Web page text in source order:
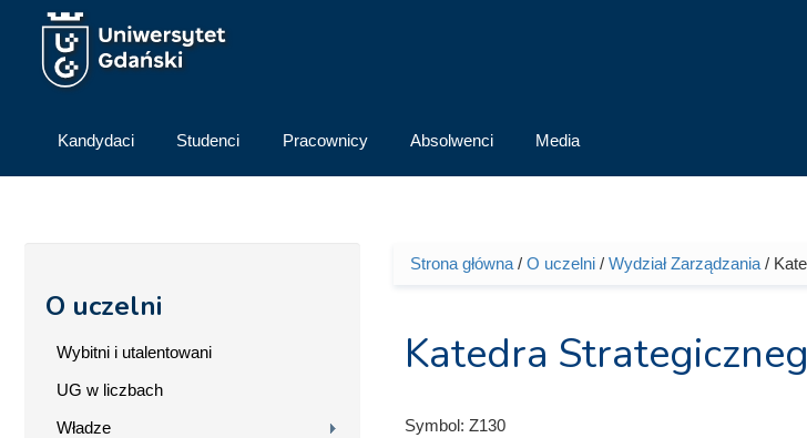
Przejdź do treści
Kandydaci Studenci Pracownicy Absolwenci Media
O uczelni
Wybitni i utalentowani
UG w liczbach
Władze
Jesteś tutaj
Strona główna/ O uczelni/ Wydział Zarządzania/
Katedra
Symbol: Z130